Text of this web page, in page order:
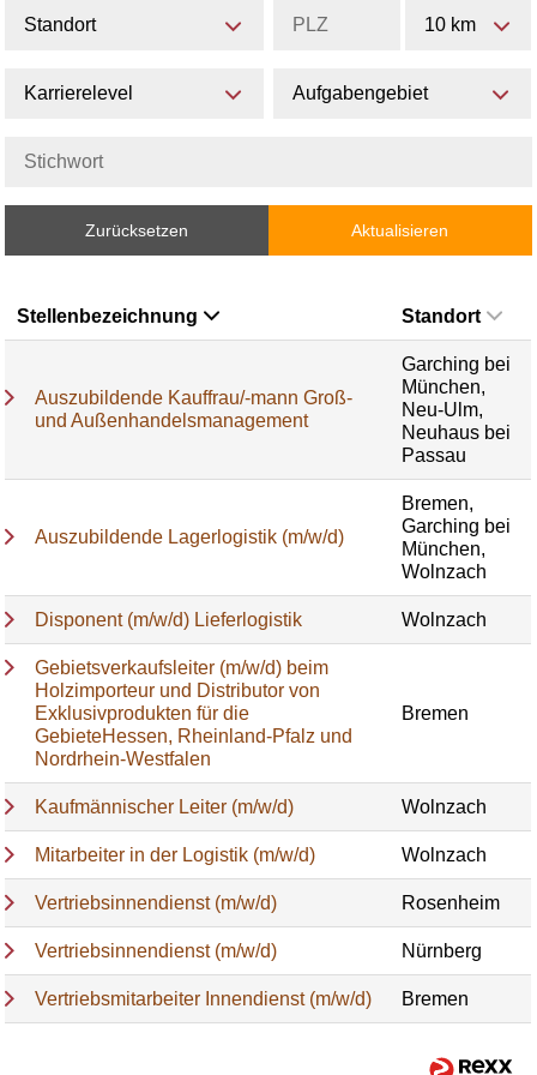
Standort 10 km
Karrierelevel Aufgabengebiet
Zurücksetzen Aktualisieren
Stellenbezeichnung Standort
Auszubildende Kauffrau/-mann Groß-
und Außenhandelsmanagement
Garching bei
München,
Neu-Ulm,
Neuhaus bei
Passau
Auszubildende Lagerlogistik (m/w/d)
Bremen,
Garching bei
München,
Wolnzach
Disponent (m/w/d) Lieferlogistik Wolnzach
Gebietsverkaufsleiter (m/w/d) beim
Holzimporteur und Distributor von
Exklusivprodukten für die
GebieteHessen, Rheinland-Pfalz und
Nordrhein-Westfalen
Bremen
Kaufmännischer Leiter (m/w/d) Wolnzach
Mitarbeiter in der Logistik (m/w/d) Wolnzach
Vertriebsinnendienst (m/w/d) Rosenheim
Vertriebsinnendienst (m/w/d) Nürnberg
Vertriebsmitarbeiter Innendienst (m/w/d) Bremen